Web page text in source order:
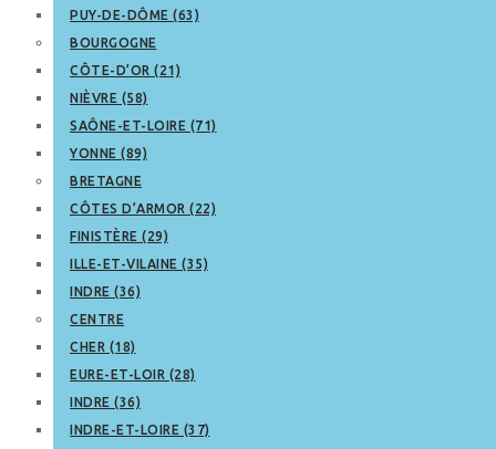
PUY-DE-DÔME (63)
BOURGOGNE
CÔTE-D’OR (21)
NIÈVRE (58)
SAÔNE-ET-LOIRE (71)
YONNE (89)
BRETAGNE
CÔTES D’ARMOR (22)
FINISTÈRE (29)
ILLE-ET-VILAINE (35)
INDRE (36)
CENTRE
CHER (18)
EURE-ET-LOIR (28)
INDRE (36)
INDRE-ET-LOIRE (37)